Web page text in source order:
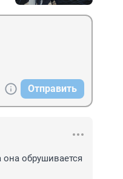
Отправить
обрушивается